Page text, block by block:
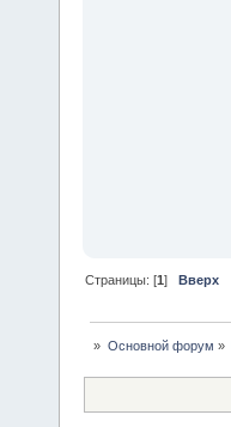
Страницы: [1] Вверх
» Основной форум »